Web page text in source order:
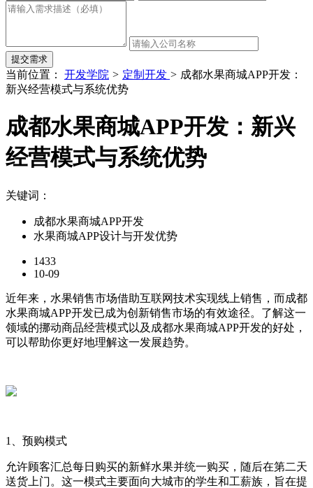
提交需求
当前位置： 开发学院 > 定制开发 > 成都水果商城APP开发：
新兴经营模式与系统优势
成都水果商城APP开发：新兴
经营模式与系统优势
关键词：
成都水果商城APP开发
水果商城APP设计与开发优势
1433
10-09
近年来，水果销售市场借助互联网技术实现线上销售，而成都
水果商城APP开发已成为创新销售市场的有效途径。了解这一
领域的挪动商品经营模式以及成都水果商城APP开发的好处，
可以帮助你更好地理解这一发展趋势。
1、预购模式
允许顾客汇总每日购买的新鲜水果并统一购买，随后在第二天
送货上门。这一模式主要面向大城市的学生和工薪族，旨在提